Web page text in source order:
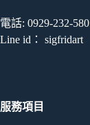
電話: 0929-232-580
Line id： sigfridart
服務項目